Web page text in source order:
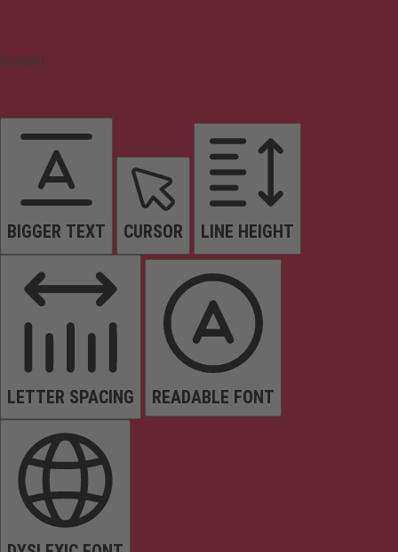
Content
BIGGER TEXT CURSOR LINE HEIGHT
LETTER SPACING READABLE FONT